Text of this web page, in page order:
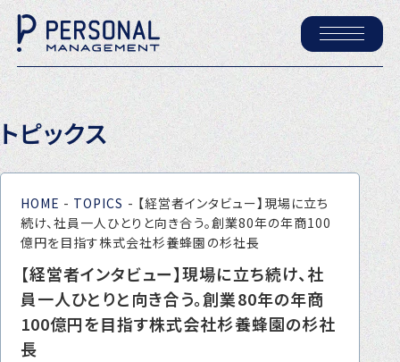
ホーム
パーソナル・マネジメントについて
会社概要
採用情報
トピックス
P-maneコラム
トピックス
HOME - TOPICS - 【経営者インタビュー】現場に立ち
続け、社員一人ひとりと向き合う。創業80年の年商100
億円を目指す株式会社杉養蜂園の杉社長
【経営者インタビュー】現場に立ち続け、社
員一人ひとりと向き合う。創業80年の年商
100億円を目指す株式会社杉養蜂園の杉社
長